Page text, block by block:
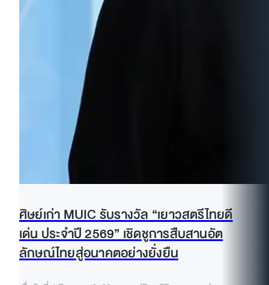
ศิษย์เก่า MUIC รับรางวัล “เยาวสตรีไทยดี
เด่น ประจำปี 2569” เชิดชูการสืบสานอัต
ลักษณ์ไทยสู่อนาคตอย่างยั่งยืน